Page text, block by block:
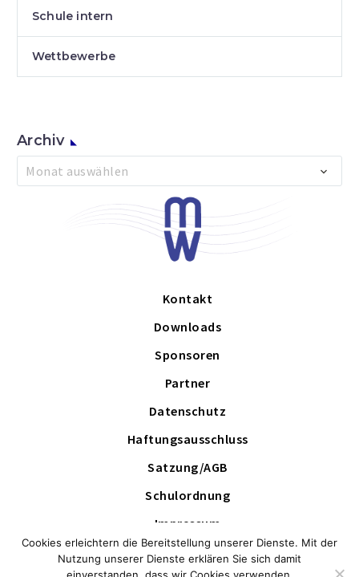
Schule intern
Wettbewerbe
Archiv
Archiv
Monat auswählen
Kontakt
Downloads
Sponsoren
Partner
Datenschutz
Haftungsausschluss
Satzung/AGB
Schulordnung
Impressum
Schutzkonzept
Cookies erleichtern die Bereitstellung unserer Dienste. Mit der
Nutzung unserer Dienste erklären Sie sich damit